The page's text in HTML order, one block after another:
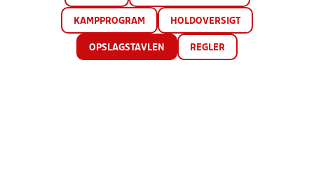
KAMPPROGRAM HOLDOVERSIGT
OPSLAGSTAVLEN REGLER